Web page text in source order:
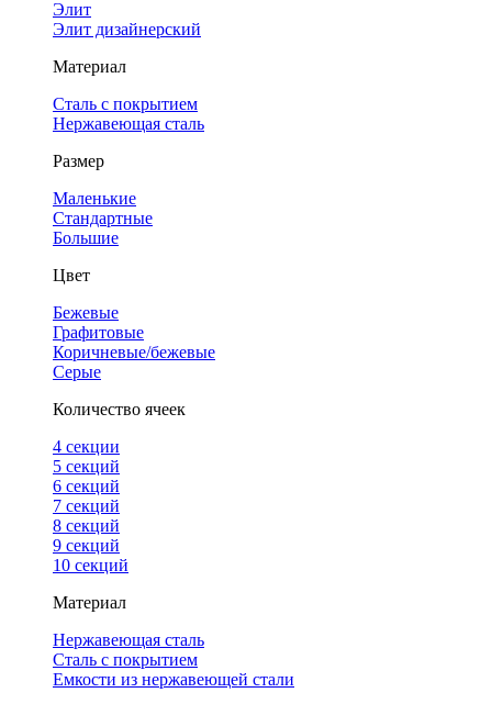
Элит
Элит дизайнерский
Материал
Сталь с покрытием
Нержавеющая сталь
Размер
Маленькие
Стандартные
Большие
Цвет
Бежевые
Графитовые
Коричневые/бежевые
Серые
Количество ячеек
4 cекции
5 секций
6 секций
7 секций
8 секций
9 секций
10 секций
Материал
Нержавеющая сталь
Сталь с покрытием
Емкости из нержавеющей стали